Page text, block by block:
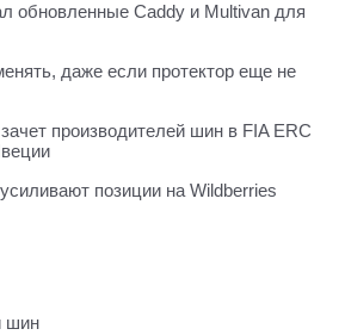
обновленные Caddy и Multivan для
даже если протектор еще не
производителей шин в FIA ERC
позиции на Wildberries
шин